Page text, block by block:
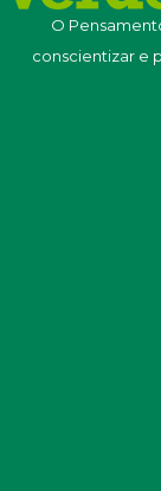
O
conscientizar e